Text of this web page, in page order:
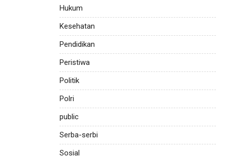
Hukum
Kesehatan
Pendidikan
Peristiwa
Politik
Polri
public
Serba-serbi
Sosial